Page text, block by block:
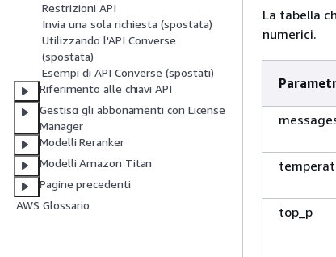
Restrizioni API
Invia una sola richiesta (spostata)
Utilizzando l'API Converse
(spostata)
Esempi di API Converse (spostati)
Riferimento alle chiavi API
Gestisci gli abbonamenti con License
Manager
Modelli Reranker
Modelli Amazon Titan
Pagine precedenti
AWS Glossario
La tabella
numerici.
top_p